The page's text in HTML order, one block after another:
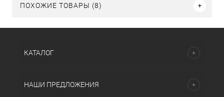
ПОХОЖИЕ ТОВАРЫ (8)
КАТАЛОГ
НАШИ ПРЕДЛОЖЕНИЯ